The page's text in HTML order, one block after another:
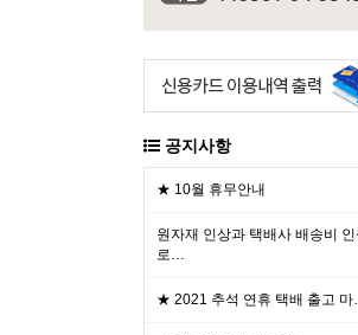
공지사항
★ 10월 휴무안내
원자재 인상과 택배사 배송비 인
로…
★ 2021 추석 연휴 택배 출고